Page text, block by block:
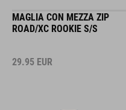
MAGLIA CON MEZZA ZIP
ROAD/XC ROOKIE S/S
29.95 EUR